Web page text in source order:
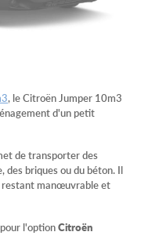
, le Citroën Jumper 10m3
d'un petit
de transporter des
des briques ou du béton. Il
manœuvrable et
l'optionCitroën